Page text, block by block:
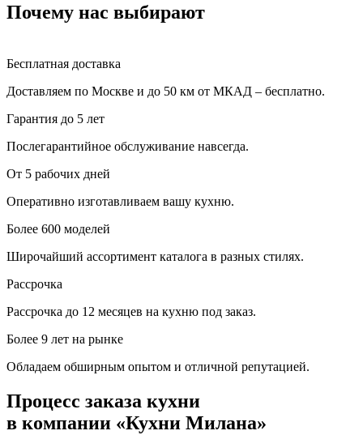
Почему нас выбирают
Бесплатная доставка
Доставляем по Москве и до 50 км от МКАД – бесплатно.
Гарантия до 5 лет
Послегарантийное обслуживание навсегда.
От 5 рабочих дней
Оперативно изготавливаем вашу кухню.
Более 600 моделей
Широчайший ассортимент каталога в разных стилях.
Рассрочка
Рассрочка до 12 месяцев на кухню под заказ.
Более 9 лет на рынке
Обладаем обширным опытом и отличной репутацией.
Процесс заказа кухни
в компании «Кухни Милана»